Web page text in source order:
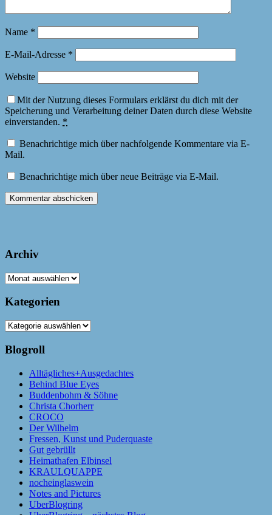
Name *
E-Mail-Adresse *
Website
Mit der Nutzung dieses Formulars erklärst du dich mit der
Speicherung und Verarbeitung deiner Daten durch diese Website
einverstanden. *
Benachrichtige mich über nachfolgende Kommentare via E-
Mail.
Benachrichtige mich über neue Beiträge via E-Mail.
Archiv
Archiv
Kategorien
Kategorien
Blogroll
Alltägliches+Ausgedachtes
Behind Blue Eyes
Buddenbohm & Söhne
Christa Chorherr
CROCO
Der Wilhelm
Fressen, Kunst und Puderquaste
Gut gebrüllt
Heimathafen Elbinsel
KRAULQUAPPE
nocheinglaswein
Notes and Pictures
UberBlogring